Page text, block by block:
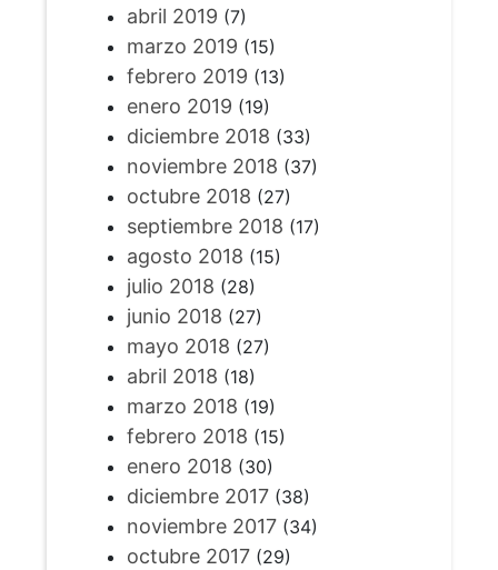
abril 2019 (7)
marzo 2019 (15)
febrero 2019 (13)
enero 2019 (19)
diciembre 2018 (33)
noviembre 2018 (37)
octubre 2018 (27)
septiembre 2018 (17)
agosto 2018 (15)
julio 2018 (28)
junio 2018 (27)
mayo 2018 (27)
abril 2018 (18)
marzo 2018 (19)
febrero 2018 (15)
enero 2018 (30)
diciembre 2017(38)
noviembre 2017(34)
octubre 2017(29)